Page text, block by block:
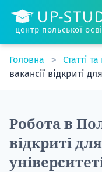
центр польської
Головна Статті
вакансії відкриті
Робота в
відкриті